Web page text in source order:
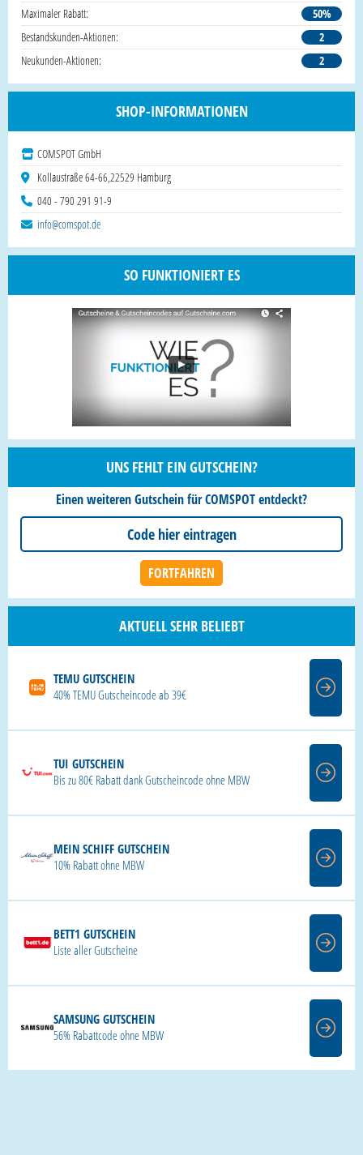
Maximaler Rabatt:
50%
Bestandskunden-Aktionen:
2
Neukunden-Aktionen:
2
SHOP-INFORMATIONEN
COMSPOT GmbH
Kollaustraße 64-66,22529 Hamburg
040 - 790 291 91-9
info@comspot.de
SO FUNKTIONIERT ES
UNS FEHLT EIN GUTSCHEIN?
Einen weiteren Gutschein für COMSPOT entdeckt?
AKTUELL SEHR BELIEBT
TEMU GUTSCHEIN
40% TEMU Gutscheincode ab 39€
TUI GUTSCHEIN
Bis zu 80€ Rabatt dank Gutscheincode ohne MBW
MEIN SCHIFF GUTSCHEIN
10% Rabatt ohne MBW
BETT1 GUTSCHEIN
Liste aller Gutscheine
SAMSUNG GUTSCHEIN
56% Rabattcode ohne MBW